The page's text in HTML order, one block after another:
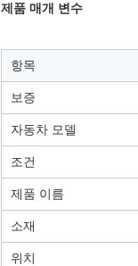
제품 매개 변수
항목
보증
자동차 모델
조건
제품 이름
소재
위치